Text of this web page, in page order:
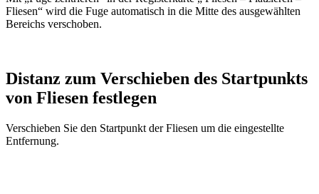
Fliesen“ wird die Fuge automatisch in die Mitte des ausgewählten
Bereichs verschoben.
Distanz zum Verschieben des Startpunkts
von Fliesen festlegen
Verschieben Sie den Startpunkt der Fliesen um die eingestellte
Entfernung.